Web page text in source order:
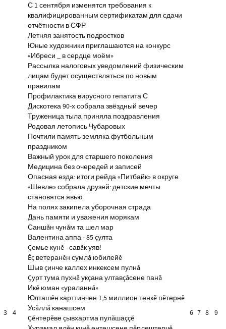
3 4
С 1 сентября изменятся требования к
квалифицированным сертификатам для сдачи
отчётности в СФР
Летняя занятость подростков
Юные художники приглашаются на конкурс
«Ибреси _ в сердце моём»
Рассылка налоговых уведомлений физическим
лицам будет осуществляться по новым
правилам
Профилактика вирусного гепатита С
Дискотека 90-х собрала звёздный вечер
Труженица тыла приняла поздравления
Родовая летопись Чубаровых
Почтили память земляка футбольным
праздником
Важный урок для старшего поколения
Медицина без очередей и записей
Опасная езда: итоги рейда «Питбайк» в округе
«Шевле» собрала друзей: детские мечты
становятся явью
На полях закипела уборочная страда
Дань памяти и уважения морякам
Саншăн чунăм та шел мар
Валентина аппа - 85 çулта
Çемье кунĕ - савăк уяв!
Ĕç ветеранĕн сумлă юбилейĕ
Шыв çинче каллех инкексем пулнă
Çурт тума пухнă укçана ултавçăсене панă
Икĕ юман «ураланнă»
Юлташĕн карттинчен 1,5 миллион тенкĕ пĕтернĕ
Усăллă канашсем
Çĕнтерĕве çывхартма пулăшаççĕ
6 7 8 9